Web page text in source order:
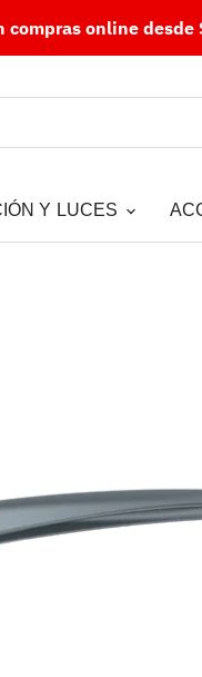
compras online
Y LUCES